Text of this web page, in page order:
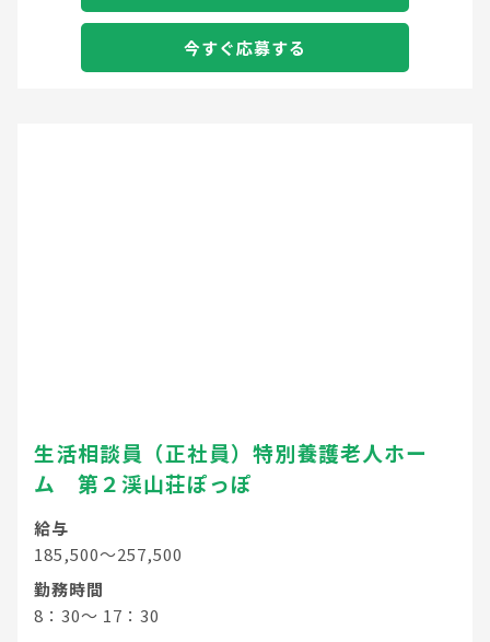
今すぐ応募する
生活相談員（正社員）特別養護老人ホー
ム 第２渓山荘ぽっぽ
給与
185,500～257,500
勤務時間
8：30～ 17：30